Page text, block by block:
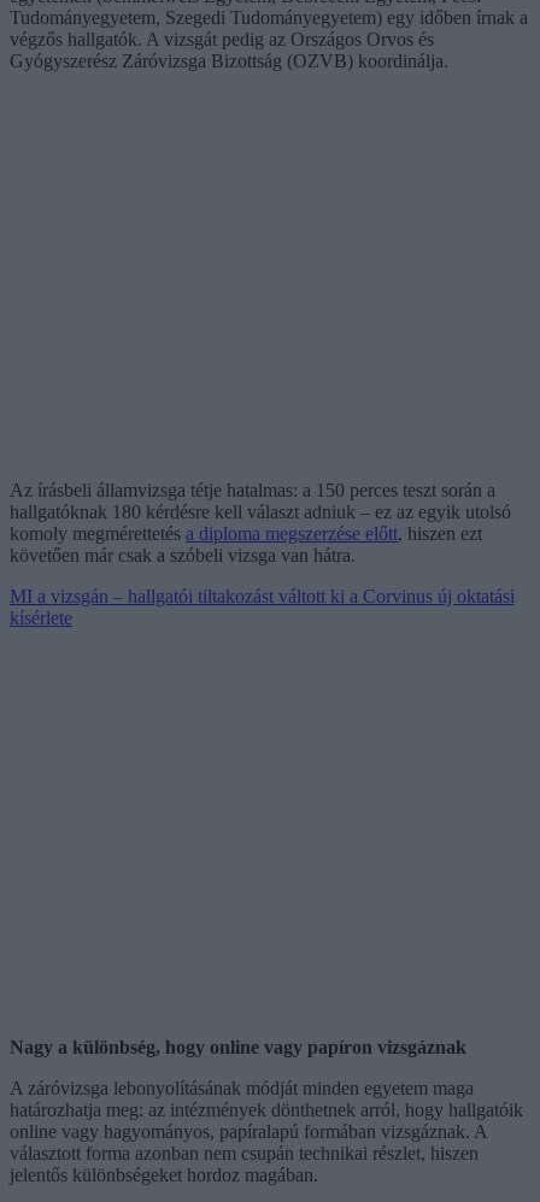
Tudományegyetem, Szegedi Tudományegyetem) egy időben írnak a
végzős hallgatók. A vizsgát pedig az Országos Orvos és
Gyógyszerész Záróvizsga Bizottság (OZVB) koordinálja.
Az írásbeli államvizsga tétje hatalmas: a 150 perces teszt során a
hallgatóknak 180 kérdésre kell választ adniuk – ez az egyik utolsó
komoly megmérettetés a diploma megszerzése előtt, hiszen ezt
követően már csak a szóbeli vizsga van hátra.
MI a vizsgán – hallgatói tiltakozást váltott ki a Corvinus új oktatási
kísérlete
Nagy a különbség, hogy online vagy papíron vizsgáznak
A záróvizsga lebonyolításának módját minden egyetem maga
határozhatja meg: az intézmények dönthetnek arról, hogy hallgatóik
online vagy hagyományos, papíralapú formában vizsgáznak. A
választott forma azonban nem csupán technikai részlet, hiszen
jelentős különbségeket hordoz magában.